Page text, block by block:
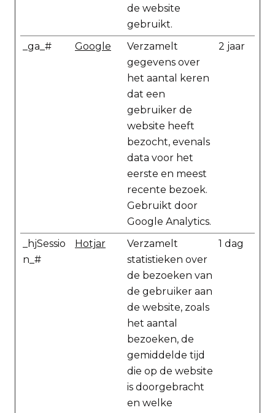
de website
gebruikt.
_ga_# Google
Verzamelt
gegevens over
het aantal keren
dat een
gebruiker de
website heeft
bezocht, evenals
data voor het
eerste en meest
recente bezoek.
Gebruikt door
Google Analytics.
2 jaar
_hjSessio
n_#
Hotjar
Verzamelt
statistieken over
de bezoeken van
de gebruiker aan
de website, zoals
het aantal
bezoeken, de
gemiddelde tijd
die op de website
is doorgebracht
en welke
1 dag